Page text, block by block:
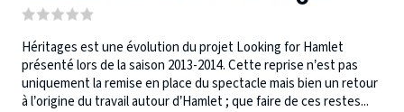
Héritages est une évolution du projet Looking for Hamlet
présenté lors de la saison 2013-2014. Cette reprise n’est pas
uniquement la remise en place du spectacle mais bien un retour
à l’origine du travail autour d’Hamlet ; que faire de ces restes...